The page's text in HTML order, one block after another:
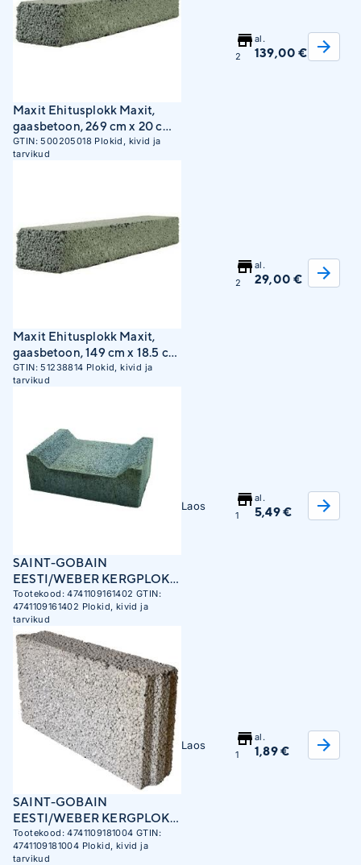
Maxit Ehitusplokk Maxit,
gaasbetoon, 269 cm x 20 cm
x 18.5 cm
GTIN:500205018 Plokid, kivid ja
tarvikud
2
al.
139,00 €
Maxit Ehitusplokk Maxit,
gaasbetoon, 149 cm x 18.5 cm
x 10 cm
GTIN:51238814 Plokid, kivid ja
tarvikud
2
al.
29,00 €
SAINT-GOBAIN
EESTI/WEBER KERGPLOKK
TALDMIKUPLOKK
490X185X350MM
Tootekood:4741109161402 GTIN:
4741109161402 Plokid, kivid ja
tarvikud
Laos
1
al.
5,49 €
SAINT-GOBAIN
EESTI/WEBER KERGPLOKK
KOLM 100X250X480MM
EFEKT 108TK ALUS
Tootekood:4741109181004 GTIN:
4741109181004 Plokid, kivid ja
tarvikud
Laos
1
al.
1,89 €